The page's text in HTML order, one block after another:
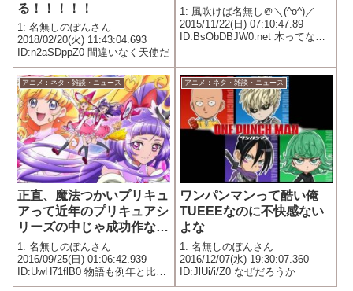
る！！！！！
1: 名無しのぽんさん
2018/02/20(火) 11:43:04.693
ID:n2aSDppZ0 間違いなく天使だ
1: 風吹けば名無し＠＼(^o^)／
2015/11/22(日) 07:10:47.89
ID:BsObDBJW0.net 木ってなん
アニメ：ネタ・雑談・ニュース
正直、魔法つかいプリキュ
アって近年のプリキュアシ
リーズの中じゃ成功作なん
じゃね
1: 名無しのぽんさん
2016/09/25(日) 01:06:42.939
ID:UwH71flB0 物語も例年と比べ
て単調でわかりやすいし キャラ
アニメ：ネタ・雑談・ニュース
ワンパンマンって酷い俺
TUEEEなのに不快感ない
よな
1: 名無しのぽんさん
2016/12/07(水) 19:30:07.360
ID:JlUi/i/Z0 なぜだろうか